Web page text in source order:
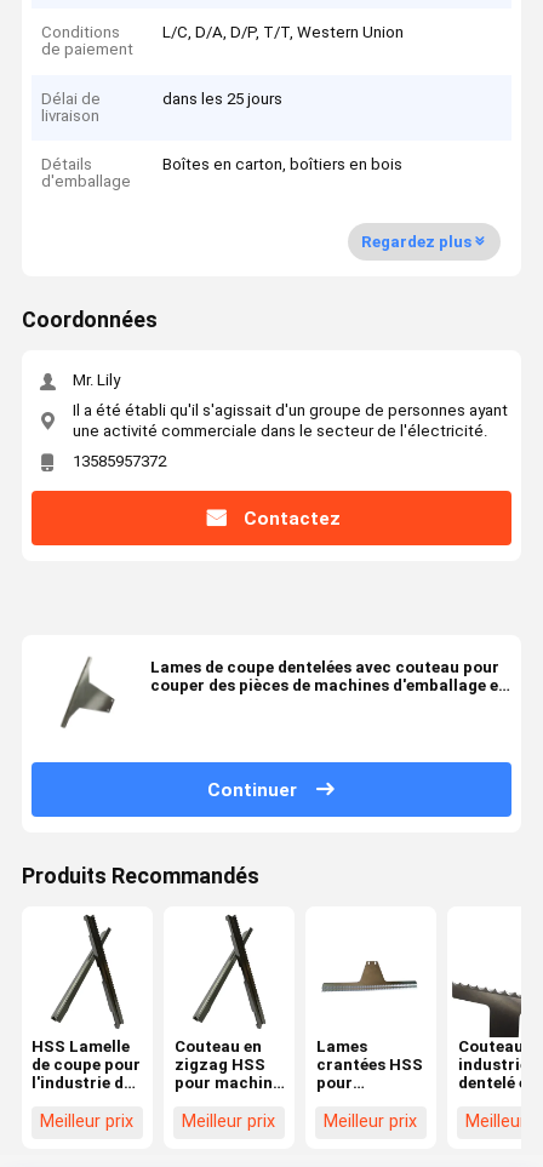
Conditions
de paiement
L/C, D/A, D/P, T/T, Western Union
Délai de
livraison
dans les 25 jours
Détails
d'emballage
Boîtes en carton, boîtiers en bois
Regardez plus
Coordonnées
Mr. Lily
Il a été établi qu'il s'agissait d'un groupe de personnes ayant
une activité commerciale dans le secteur de l'électricité.
13585957372
Contactez
Lames de coupe dentelées avec couteau pour
couper des pièces de machines d'emballage en
Continuer
Produits Recommandés
HSS Lamelle
de coupe pour
l'industrie du
HRC60-80
Meilleur prix
Couteau en
zigzag HSS
pour machine
dureté
Meilleur prix
Lames
crantées HSS
pour
d'emballage
Meilleur prix
Couteau
industriel
dentelé en
machines
Meilleur